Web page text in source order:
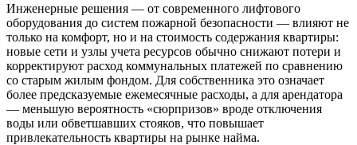
Инженерные решения — от современного лифтового
оборудования до систем пожарной безопасности — влияют не
только на комфорт, но и на стоимость содержания квартиры:
новые сети и узлы учета ресурсов обычно снижают потери и
корректируют расход коммунальных платежей по сравнению
со старым жилым фондом. Для собственника это означает
более предсказуемые ежемесячные расходы, а для арендатора
— меньшую вероятность «сюрпризов» вроде отключения
воды или обветшавших стояков, что повышает
привлекательность квартиры на рынке найма.